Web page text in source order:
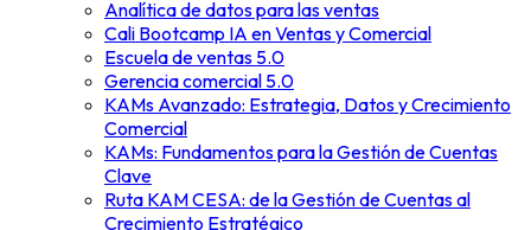
Analítica de datos para las ventas
Cali Bootcamp IA en Ventas y Comercial
Escuela de ventas 5.0
Gerencia comercial 5.0
KAMs Avanzado: Estrategia, Datos y Crecimiento
Comercial
KAMs: Fundamentos para la Gestión de Cuentas
Clave
Ruta KAM CESA: de la Gestión de Cuentas al
Crecimiento Estratégico